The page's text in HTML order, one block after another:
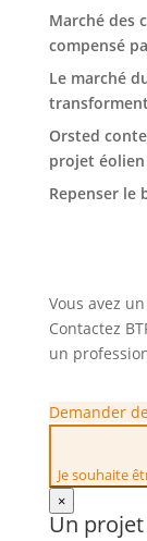
Marché des
compensé
Le marché
transforment
Orsted
projet
Repenser le
Vous avez
Contactez
un
Demander
Je souhaite
×
Un